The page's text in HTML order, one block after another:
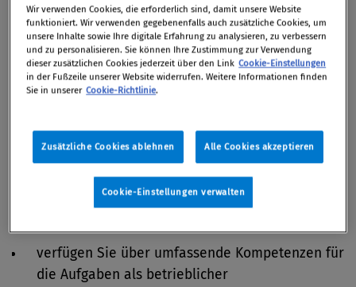
Fundierte Ausbildung in 3 Tagen
Nach Abschluss der Ausbildung
sind Sie in der Lage die Aufgaben eines
wahrzunehmen
verfügen Sie über solide Kenntnisse der
Datenschutz-Grundverordnung und des neuen
verfügen Sie über umfassende Kompetenzen für
die Aufgaben als betrieblicher
Wir verwenden Cookies, die erforderlich sind, damit unsere Website
funktioniert. Wir verwenden gegebenenfalls auch zusätzliche Cookies, um
unsere Inhalte sowie Ihre digitale Erfahrung zu analysieren, zu verbessern
und zu personalisieren. Sie können Ihre Zustimmung zur Verwendung
dieser zusätzlichen Cookies jederzeit über den Link Cookie-Einstellungen
in der Fußzeile unserer Website widerrufen. Weitere Informationen finden
Sie in unserer Cookie-Richtlinie.
Zusätzliche Cookies ablehnen Alle Cookies akzeptieren
Cookie-Einstellungen verwalten